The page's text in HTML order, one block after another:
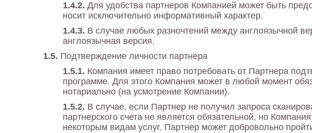
Для удобства партнеров Компанией может быть
носит исключительно информативный характер.
В случае любых разночтений между англоязычной
англоязычная версия.
Подтверждение личности партнера
Компания имеет право потребовать от Партнера
программе. Для этого Компания может в любой момент
нотариально (на усмотрение Компании).
В случае, если Партнер не получил запроса
партнерского счета не является обязательной, но
некоторым видам услуг. Партнер может добровольно